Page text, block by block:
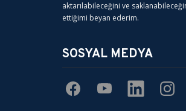
aktarılabileceğini ve
ettiğimi beyan ederim.
SOSYAL MEDYA